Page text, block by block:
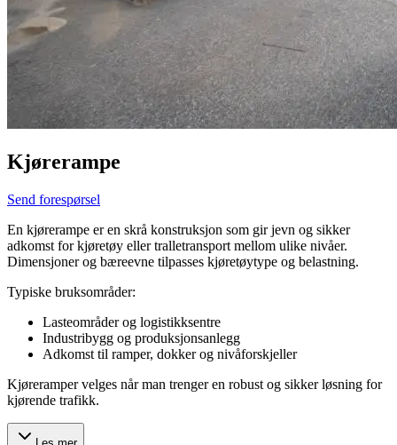
Kjørerampe
Send forespørsel
En kjørerampe er en skrå konstruksjon som gir jevn og sikker
adkomst for kjøretøy eller tralletransport mellom ulike nivåer.
Dimensjoner og bæreevne tilpasses kjøretøytype og belastning.
Typiske bruksområder:
Lasteområder og logistikksentre
Industribygg og produksjonsanlegg
Adkomst til ramper, dokker og nivåforskjeller
Kjøreramper velges når man trenger en robust og sikker løsning for
kjørende trafikk.